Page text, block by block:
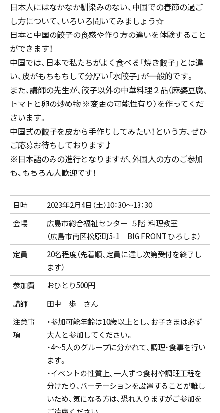
日本人にはなかなか馴染みのない、中国での春節の過ご
し方について、いろいろ聞いてみましょう☆
日本と中国の餃子の食感や作り方の違いを体験すること
ができます！
中国では、日本で私たちがよく食べる「焼き餃子」とは違
い、皮がもちもちして分厚い「水餃子」が一般的です。
また、講師の先生が、餃子以外の中華料理２品（麻婆豆腐、
トマトと卵の炒め物 ※変更の可能性有り）を作ってくだ
さいます。
中国式の餃子を皮から手作りしてみたい！という方、ぜひ
ご応募お待ちしております♪
※日本語のみの進行となりますが、外国人の方のご参加
も、もちろん大歓迎です！
日時
2023年2月4日（土）10：30～13：30
会場
広島市総合福祉センター ５階 料理教室
（広島市南区松原町5-1 BIG FRONT ひろしま）
定員
20名程度（先着順、定員に達し次第受付を終了し
ます）
参加費
おひとり500円
講師
田中 歩 さん
注意事
項
・参加可能年齢は10歳以上とし、お子さまは必ず
大人と参加してください。
・4～5人のグループに分かれて、調理・食事を行い
ます。
・イベントの性質上、一人ずつ食材や調理工程を
分けたり、パーテーションを設置することが難し
いため、気になる方は、恐れ入りますがご参加を